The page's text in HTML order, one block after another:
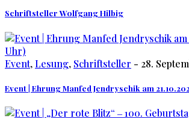
Schriftsteller Wolfgang Hilbig
Event, Lesung, Schriftsteller - 28.
Event | Ehrung Manfed Jendryschik am